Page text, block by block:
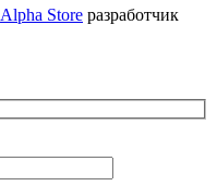
Alpha Store разработчик